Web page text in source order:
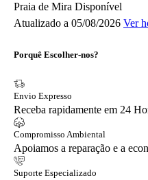
Praia de Mira Disponível
Atualizado a 05/08/2026 Ver
Porquê Escolher-nos?
Envio Expresso
Receba rapidamente em 24
Compromisso Ambiental
Apoiamos a reparação e a
Suporte Especializado